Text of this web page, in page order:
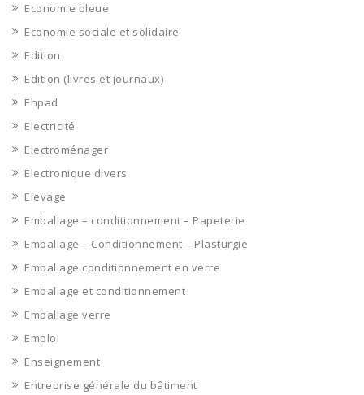
Economie bleue
Economie sociale et solidaire
Edition
Edition (livres et journaux)
Ehpad
Electricité
Electroménager
Electronique divers
Elevage
Emballage – conditionnement – Papeterie
Emballage – Conditionnement – Plasturgie
Emballage conditionnement en verre
Emballage et conditionnement
Emballage verre
Emploi
Enseignement
Entreprise générale du bâtiment